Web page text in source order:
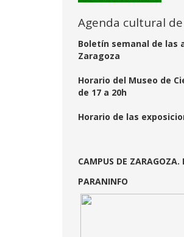
Agenda cultural
Boletín semanal de las
Zaragoza
Horario del Museo de
de 17 a 20h
Horario de las
CAMPUS DE ZARAGOZA.
PARANINFO